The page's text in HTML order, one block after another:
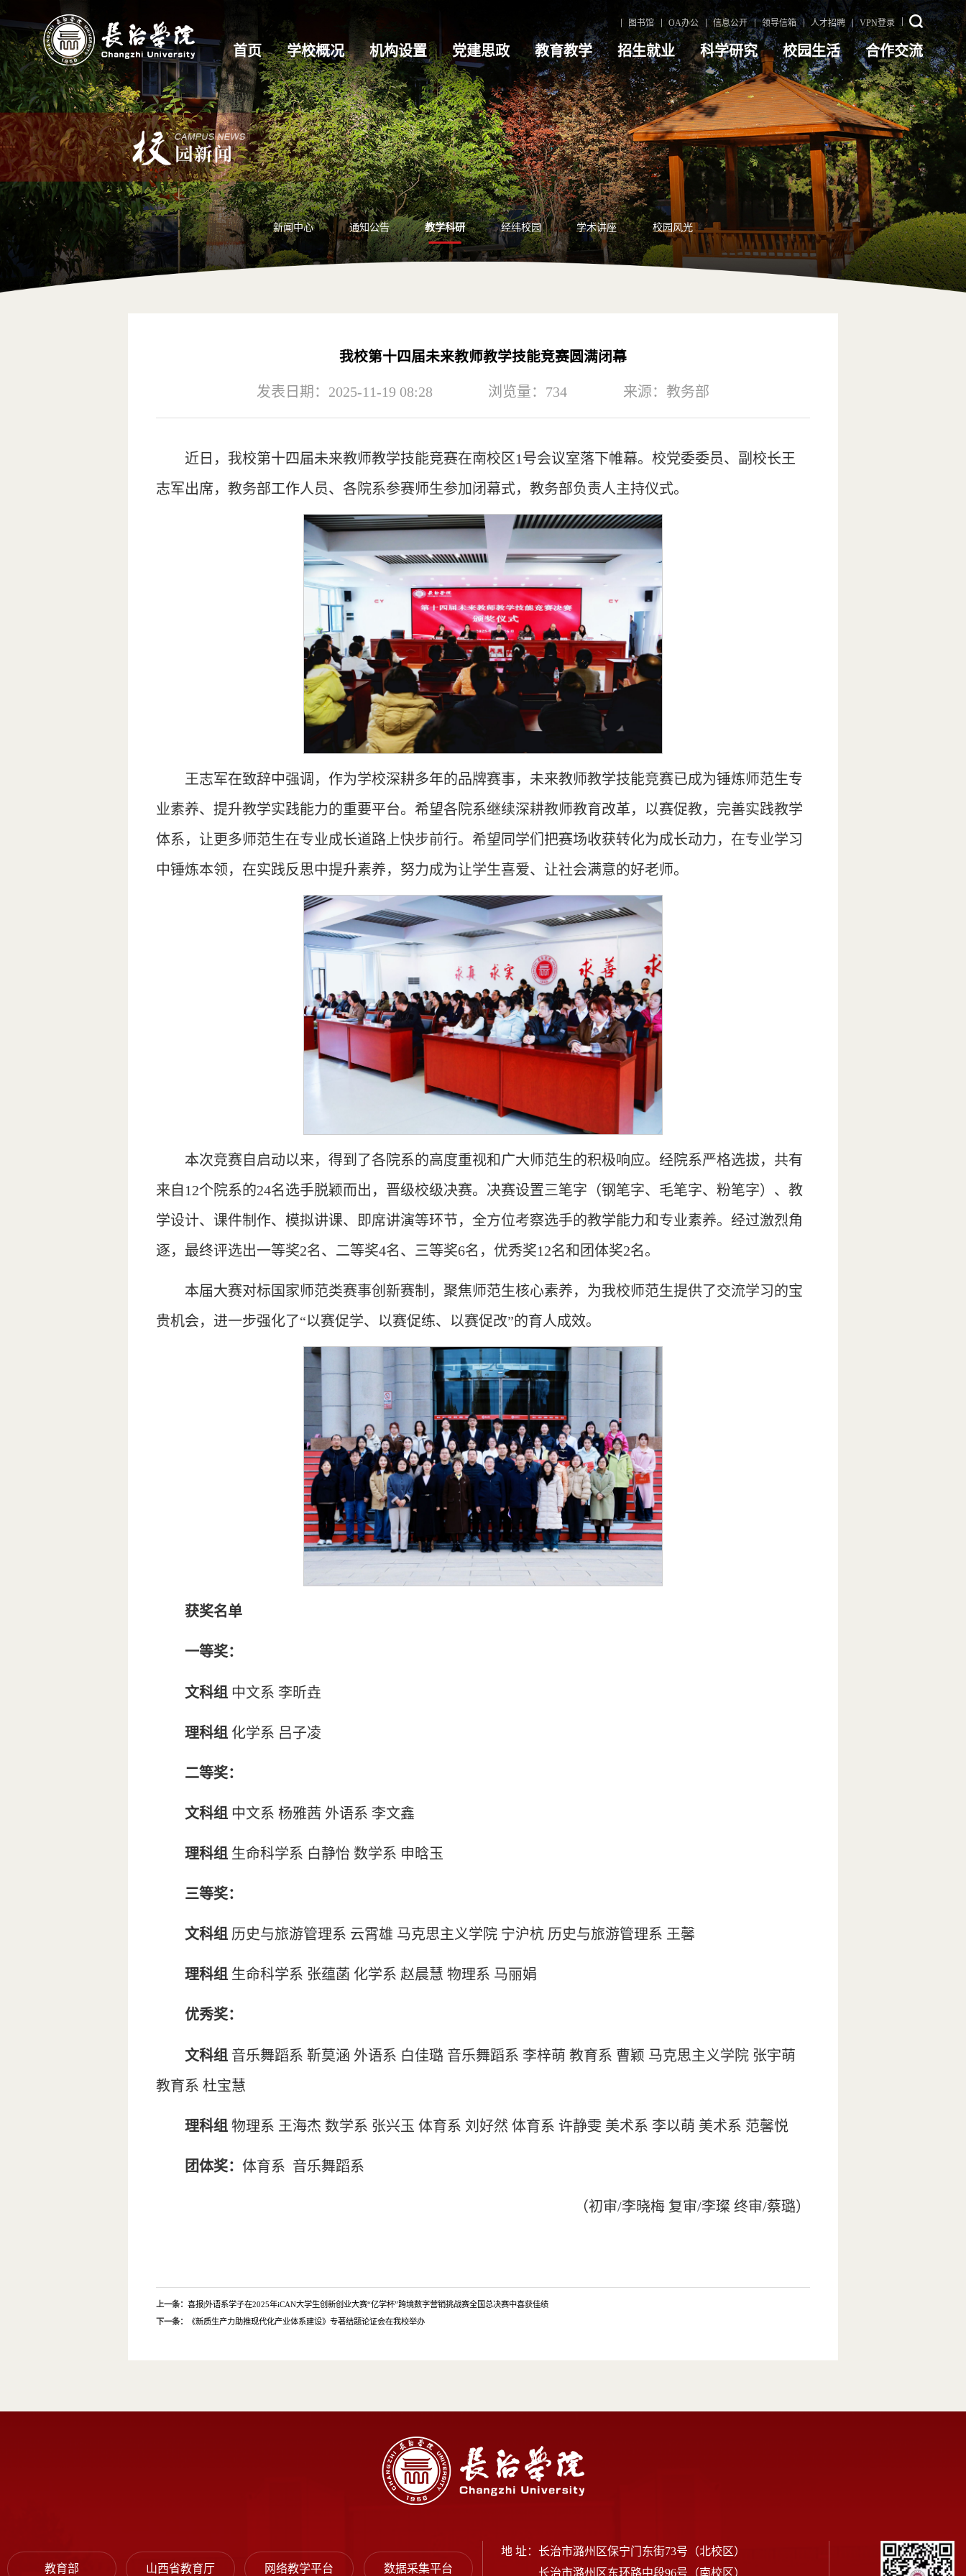
图书馆 OA办公 信息公开 领导信箱 人才招聘 VPN登录
首页 学校概况 机构设置 党建思政 教育教学 招生就业 科学研究 校园生活 合作交流
新闻中心 通知公告 教学科研 经纬校园 学术讲座 校园风光
我校第十四届未来教师教学技能竞赛圆满闭幕
发表日期：2025-11-19 08:28 浏览量： 734 来源：教务部
近日，我校第十四届未来教师教学技能竞赛在南校区1号会议室落下帷幕。校党委委员、副校长王
志军出席，教务部工作人员、各院系参赛师生参加闭幕式，教务部负责人主持仪式。
王志军在致辞中强调，作为学校深耕多年的品牌赛事，未来教师教学技能竞赛已成为锤炼师范生专
业素养、提升教学实践能力的重要平台。希望各院系继续深耕教师教育改革，以赛促教，完善实践教学
体系，让更多师范生在专业成长道路上快步前行。希望同学们把赛场收获转化为成长动力，在专业学习
中锤炼本领，在实践反思中提升素养，努力成为让学生喜爱、让社会满意的好老师。
本次竞赛自启动以来，得到了各院系的高度重视和广大师范生的积极响应。经院系严格选拔，共有
来自12个院系的24名选手脱颖而出，晋级校级决赛。决赛设置三笔字（钢笔字、毛笔字、粉笔字）、教
学设计、课件制作、模拟讲课、即席讲演等环节，全方位考察选手的教学能力和专业素养。经过激烈角
逐，最终评选出一等奖2名、二等奖4名、三等奖6名，优秀奖12名和团体奖2名。
本届大赛对标国家师范类赛事创新赛制，聚焦师范生核心素养，为我校师范生提供了交流学习的宝
贵机会，进一步强化了“以赛促学、以赛促练、以赛促改”的育人成效。
获奖名单
一等奖：
文科组 中文系 李昕垚
理科组 化学系 吕子凌
二等奖：
文科组 中文系 杨雅茜 外语系 李文鑫
理科组 生命科学系 白静怡 数学系 申晗玉
三等奖：
文科组 历史与旅游管理系 云霄雄 马克思主义学院 宁沪杭 历史与旅游管理系 王馨
理科组 生命科学系 张蕴菡 化学系 赵晨慧 物理系 马丽娟
优秀奖：
文科组 音乐舞蹈系 靳莫涵 外语系 白佳璐 音乐舞蹈系 李梓萌 教育系 曹颖 马克思主义学院 张宇萌
教育系 杜宝慧
理科组物理系 王海杰 数学系 张兴玉 体育系 刘好然 体育系 许静雯 美术系 李以萌 美术系 范馨悦
团体奖：体育系 音乐舞蹈系
（初审/李晓梅 复审/李璨 终审/蔡璐）
上一条：喜报|外语系学子在2025年iCAN大学生创新创业大赛“亿学杯”跨境数字营销挑战赛全国总决赛中喜获佳绩
下一条：
《新质生产力助推现代化产业体系建设》专著结题论证会在我校举办
教育部 山西省教育厅 网络教学平台 数据采集平台
地 址： 长治市潞州区保宁门东街73号（北校区）
长治市潞州区东环路中段96号（南校区）